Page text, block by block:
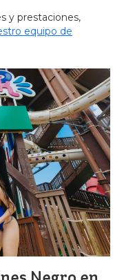
y prestaciones,
equipo de